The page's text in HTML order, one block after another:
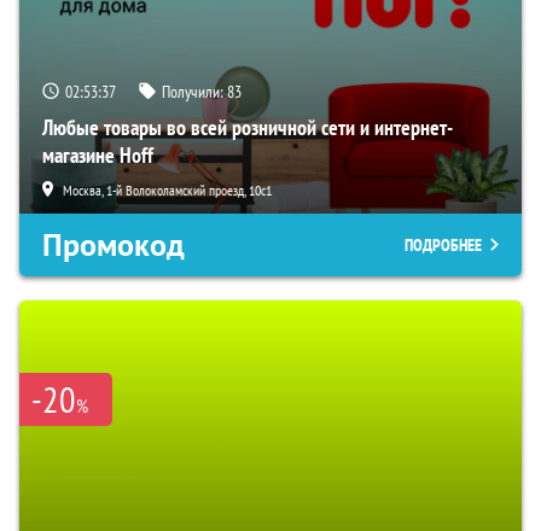
02:53:36 Получили:83
Любые товары во всей розничной сети и интернет-
магазине Hoff
Москва, 1-й Волоколамский проезд, 10с1
Промокод ПОДРОБНЕЕ
-20%